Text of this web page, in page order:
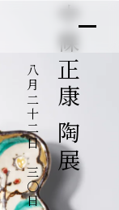
中條正康 陶展
八月二十二日～三〇日